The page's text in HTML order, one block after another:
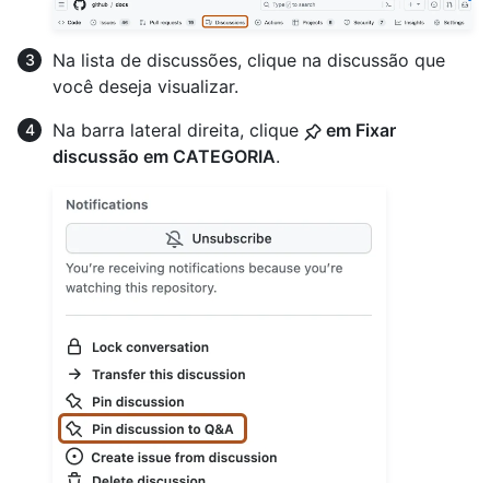
Na lista de discussões, clique na discussão que
você deseja visualizar.
Na barra lateral direita, clique
em Fixar
discussão em CATEGORIA.